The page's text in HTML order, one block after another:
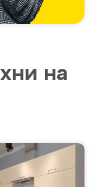
на